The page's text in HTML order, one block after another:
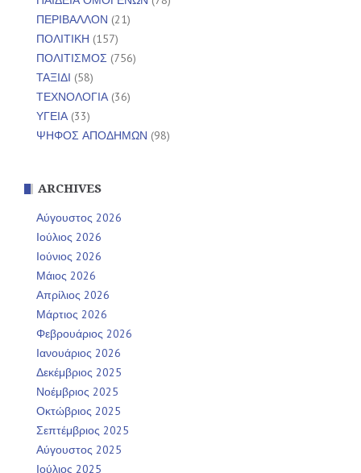
ΠΕΡΙΒΑΛΛΟΝ (21)
ΠΟΛΙΤΙΚΗ (157)
ΠΟΛΙΤΙΣΜΟΣ (756)
ΤΑΞΙΔΙ (58)
ΤΕΧΝΟΛΟΓΙΑ(36)
ΥΓΕΙΑ(33)
ΨΗΦΟΣ ΑΠΟΔΗΜΩΝ (98)
ARCHIVES
Αύγουστος 2026
Ιούλιος 2026
Ιούνιος 2026
Μάιος 2026
Απρίλιος 2026
Μάρτιος 2026
Φεβρουάριος 2026
Ιανουάριος 2026
Δεκέμβριος 2025
Νοέμβριος 2025
Οκτώβριος 2025
Σεπτέμβριος 2025
Αύγουστος 2025
Ιούλιος 2025